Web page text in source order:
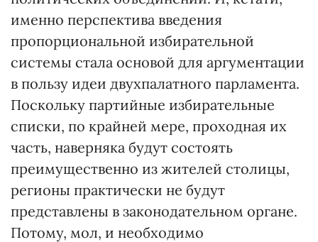
именно перспектива введения
пропорциональной избирательной
системы стала основой для аргументации
в пользу идеи двухпалатного парламента.
Поскольку партийные избирательные
списки, по крайней мере, проходная их
часть, наверняка будут состоять
преимущественно из жителей столицы,
регионы практически не будут
представлены в законодательном органе.
Потому, мол, и необходимо